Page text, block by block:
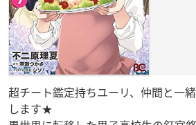
超チート鑑定持ちユーリ、仲間と一
します★